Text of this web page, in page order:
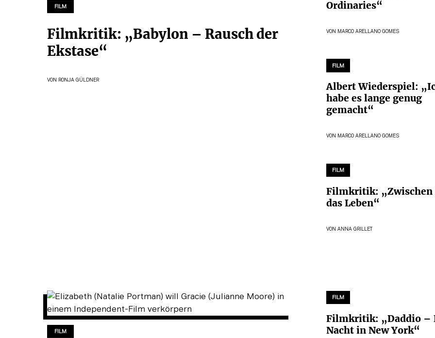
FILM
Filmkritik: „Babylon – Rausch der
Ekstase“
VON RONJA GÜLDNER
Ordinaries“
VON MARCO ARELLANO GOMES
FILM
Albert Wiederspiel:
habe es lange genug
gemacht“
VON MARCO ARELLANO GOMES
FILM
Filmkritik: „Zwischen
das Leben“
VON ANNA GRILLET
FILM
FILM
Filmkritik: „Daddio –
Nacht in New York“